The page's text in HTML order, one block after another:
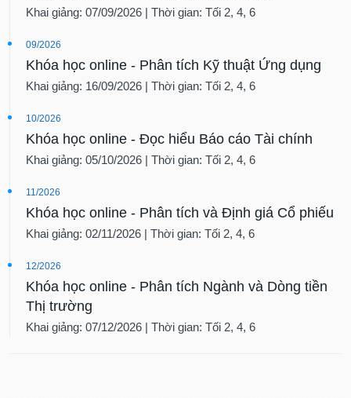
Khai giảng: 07/09/2026 | Thời gian: Tối 2, 4, 6
09/2026
Khóa học online - Phân tích Kỹ thuật Ứng dụng
Khai giảng: 16/09/2026 | Thời gian: Tối 2, 4, 6
10/2026
Khóa học online - Đọc hiểu Báo cáo Tài chính
Khai giảng: 05/10/2026 | Thời gian: Tối 2, 4, 6
11/2026
Khóa học online - Phân tích và Định giá Cổ phiếu
Khai giảng: 02/11/2026 | Thời gian: Tối 2, 4, 6
12/2026
Khóa học online - Phân tích Ngành và Dòng tiền
Thị trường
Khai giảng: 07/12/2026 | Thời gian: Tối 2, 4, 6